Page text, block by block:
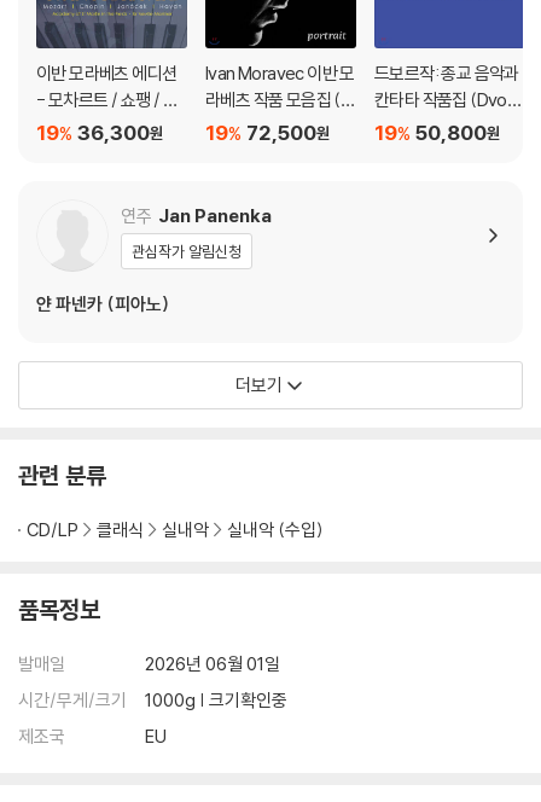
이반 모라베츠 에디션
- 모차르트 / 쇼팽 / 야
나체크 / 하이든 (Ivan
acek / Haydn)
36,300원
19%
Ivan Moravec 이반 모
라베츠 작품 모음집 (P
ortrait)72,500원
19%
드보르작: 종교 음악과
칸타타 작품집 (Dvora
k: Sacred Works & C
50,800원
19%
연주 Jan Panenka
관심작가 알림신청
얀 파넨카 (피아노)
더보기
관련 분류
CD/LP 클래식 실내악 실내악 (수입)
품목정보
발매일
2026년 06월 01일
시간/무게/크기
1000g | 크기확인중
제조국
EU